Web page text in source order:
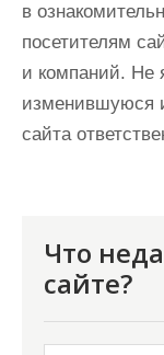
в
посетителям
и компаний. Не
изменившуюся
сайта
Что
сайте?